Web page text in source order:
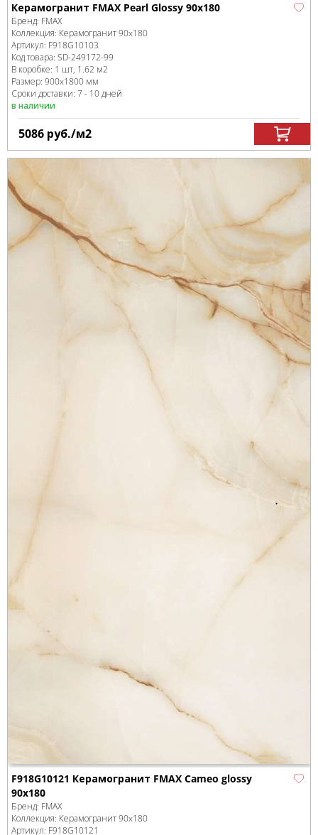
Керамогранит FMAX Pearl Glossy 90x180
Бренд: FMAX
Коллекция: Керамогранит 90x180
Артикул: F918G10103
Код товара: SD-249172-99
В коробке: 1 шт, 1.62 м2
Размер: 900x1800 мм
Сроки доставки: 7 - 10 дней
в наличии
5086 руб./м2
F918G10121 Керамогранит FMAX Cameo glossy
90x180
Бренд: FMAX
Коллекция: Керамогранит 90x180
Артикул: F918G10121